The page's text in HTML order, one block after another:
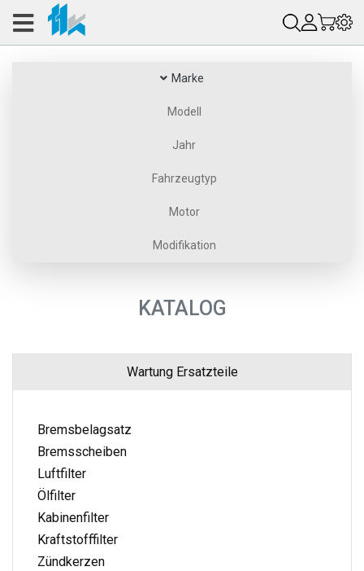
Marke
Modell
Jahr
Fahrzeugtyp
Motor
Modifikation
KATALOG
Wartung Ersatzteile
Bremsbelagsatz
Bremsscheiben
Luftfilter
Ölfilter
Kabinenfilter
Kraftstofffilter
Zündkerzen